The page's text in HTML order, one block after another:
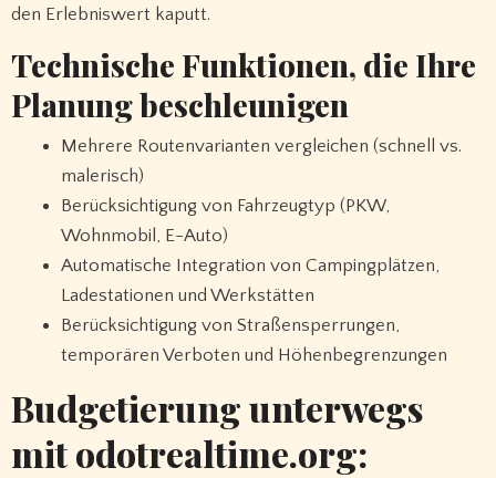
den Erlebniswert kaputt.
Technische Funktionen, die Ihre
Planung beschleunigen
Mehrere Routenvarianten vergleichen (schnell vs.
malerisch)
Berücksichtigung von Fahrzeugtyp (PKW,
Wohnmobil, E-Auto)
Automatische Integration von Campingplätzen,
Ladestationen und Werkstätten
Berücksichtigung von Straßensperrungen,
temporären Verboten und Höhenbegrenzungen
Budgetierung unterwegs
mit odotrealtime.org: